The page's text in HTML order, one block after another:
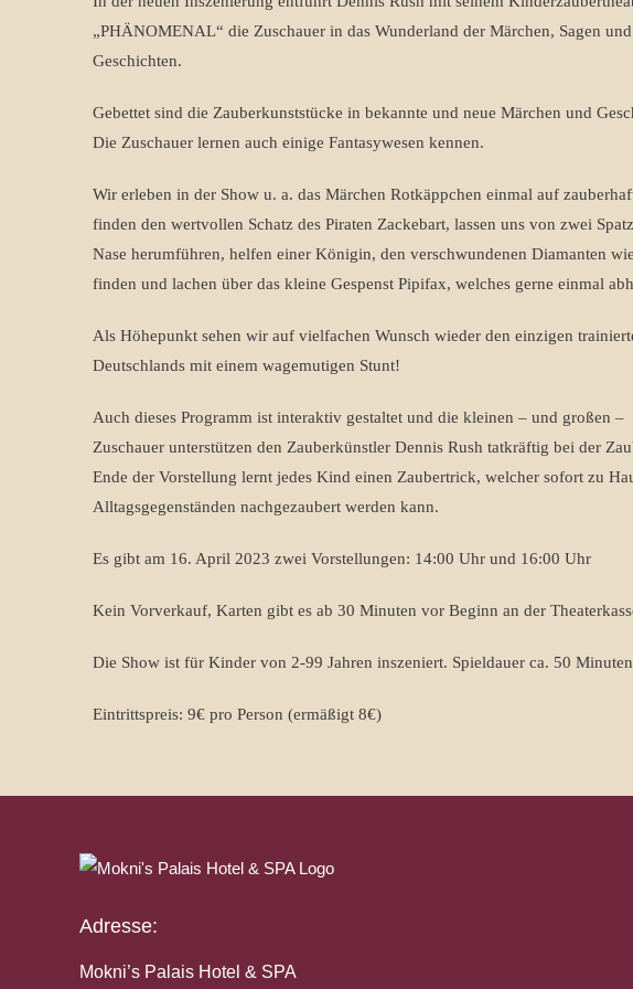
„PHÄNOMENAL“ die Zuschauer in das Wunderland der Märchen, Sagen und
Geschichten.
Gebettet sind die Zauberkunststücke in bekannte und neue Märchen und
Die Zuschauer lernen auch einige Fantasywesen kennen.
Wir erleben in der Show u. a. das Märchen Rotkäppchen einmal auf
finden den wertvollen Schatz des Piraten Zackebart, lassen uns von zwei
Nase herumführen, helfen einer Königin, den verschwundenen Diamanten
finden und lachen über das kleine Gespenst Pipifax, welches gerne einmal
Als Höhepunkt sehen wir auf vielfachen Wunsch wieder den einzigen
Deutschlands mit einem wagemutigen Stunt!
Auch dieses Programm ist interaktiv gestaltet und die kleinen – und großen –
Zuschauer unterstützen den Zauberkünstler Dennis Rush tatkräftig bei der
Ende der Vorstellung lernt jedes Kind einen Zaubertrick, welcher sofort zu
Alltagsgegenständen nachgezaubert werden kann.
Es gibt am 16. April 2023 zwei Vorstellungen: 14:00 Uhr und 16:00 Uhr
Kein Vorverkauf, Karten gibt es ab 30 Minuten vor Beginn an der
Die Show ist für Kinder von 2-99 Jahren inszeniert. Spieldauer ca. 50
Eintrittspreis: 9€ pro Person (ermäßigt 8€)
Adresse:
Mokni’s Palais Hotel & SPA